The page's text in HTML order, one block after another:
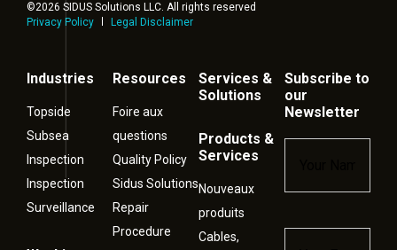
©2026 SIDUS Solutions LLC. All rights reserved
Privacy Policy
Legal Disclaimer
Industries
Topside
Subsea
Inspection
Inspection
Surveillance
Resources
Foire aux
questions
Quality Policy
Sidus Solutions
Repair
Procedure
Services &
Solutions
Products &
Services
Nouveaux
produits
Cables,
Subscribe to
our
Newsletter